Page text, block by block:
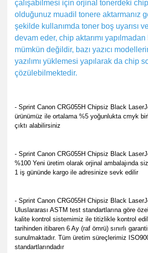
çalışabilmesi için orjinal tonerdeki
olduğunuz muadil tonere aktarmanız
şekilde kullanımda toner boş uyarısı
devam eder, chip aktarımı yapılmadan
mümkün değildir, bazı yazıcı
yazılımı yüklemesi yapılarak da chip
çözülebilmektedir.
- Sprint Canon CRG055H Chipsiz Black
ürünümüz ile ortalama %5 yoğunlukta cmyk
çıktı alabilirsiniz
- Sprint Canon CRG055H Chipsiz Black
%100 Yeni üretim olarak orjinal ambalajında
1 iş gününde kargo ile adresinize sevk edilir
- Sprint Canon CRG055H Chipsiz Black
Uluslararası ASTM test standartlarına göre
kalite kontrol sistemimiz ile titizlikle kontrol
tarihinden itibaren 6 Ay (raf ömrü) sınırlı
sunulmaktadır. Tüm üretim süreçlerimiz
standartlarındadır